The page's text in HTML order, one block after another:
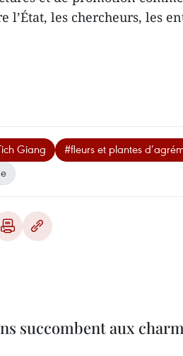
l’État, les chercheurs, les
Giang #fleurs et plantes
succombent aux